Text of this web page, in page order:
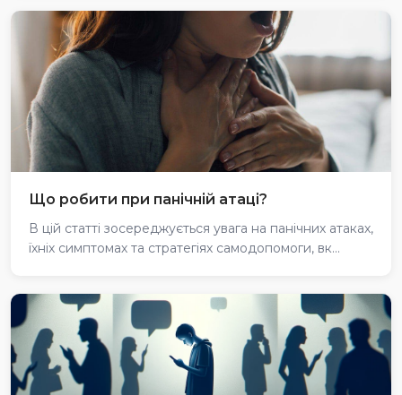
Що робити при панічній атаці?
В цій статті зосереджується увага на панічних атаках,
їхніх симптомах та стратегіях самодопомоги, вк...